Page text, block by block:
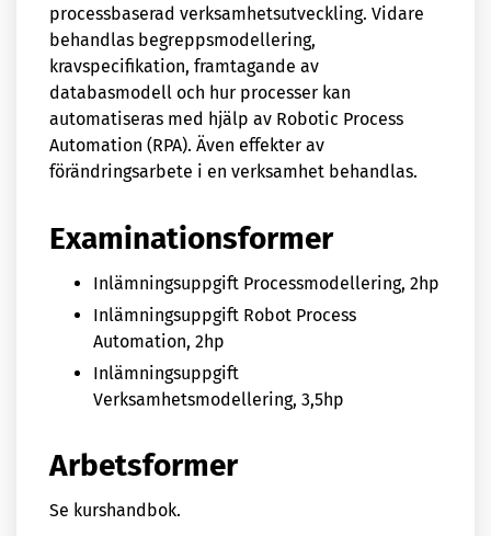
processbaserad verksamhetsutveckling. Vidare
behandlas begreppsmodellering,
kravspecifikation, framtagande av
databasmodell och hur processer kan
automatiseras med hjälp av Robotic Process
Automation (RPA). Även effekter av
förändringsarbete i en verksamhet behandlas.
Examinationsformer
Inlämningsuppgift Processmodellering, 2hp
Inlämningsuppgift Robot Process
Automation, 2hp
Inlämningsuppgift
Verksamhetsmodellering, 3,5hp
Arbetsformer
Se kurshandbok.